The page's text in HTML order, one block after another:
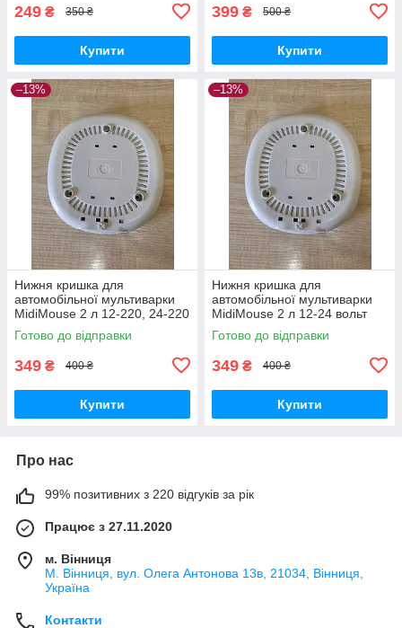
249 ₴ 350 ₴
Купити
399 ₴ 500 ₴
Купити
–13%
Нижня кришка для
автомобільної мультиварки
MidiMouse 2 л 12-220, 24-220
вольт
Готово до відправки
349 ₴ 400 ₴
Купити
–13%
Нижня кришка для
автомобільної мультиварки
MidiMouse 2 л 12-24 вольт
Готово до відправки
349 ₴ 400 ₴
Купити
Про нас
99% позитивних з 220 відгуків за рік
Працює з 27.11.2020
м. Вінниця
М. Вінниця, вул. Олега Антонова 13в, 21034, Вінниця,
Україна
Контакти